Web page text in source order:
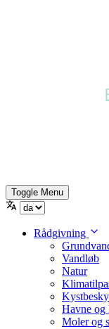
Toggle Menu
Rådgivning
Vandløb
Natur
Havne og
Moler og